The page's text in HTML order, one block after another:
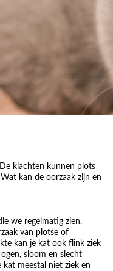
klachten kunnen plots
kan de oorzaak zijn en
we regelmatig zien.
van plotse of
kan je kat ook flink ziek
sloom en slecht
kat meestal niet ziek en